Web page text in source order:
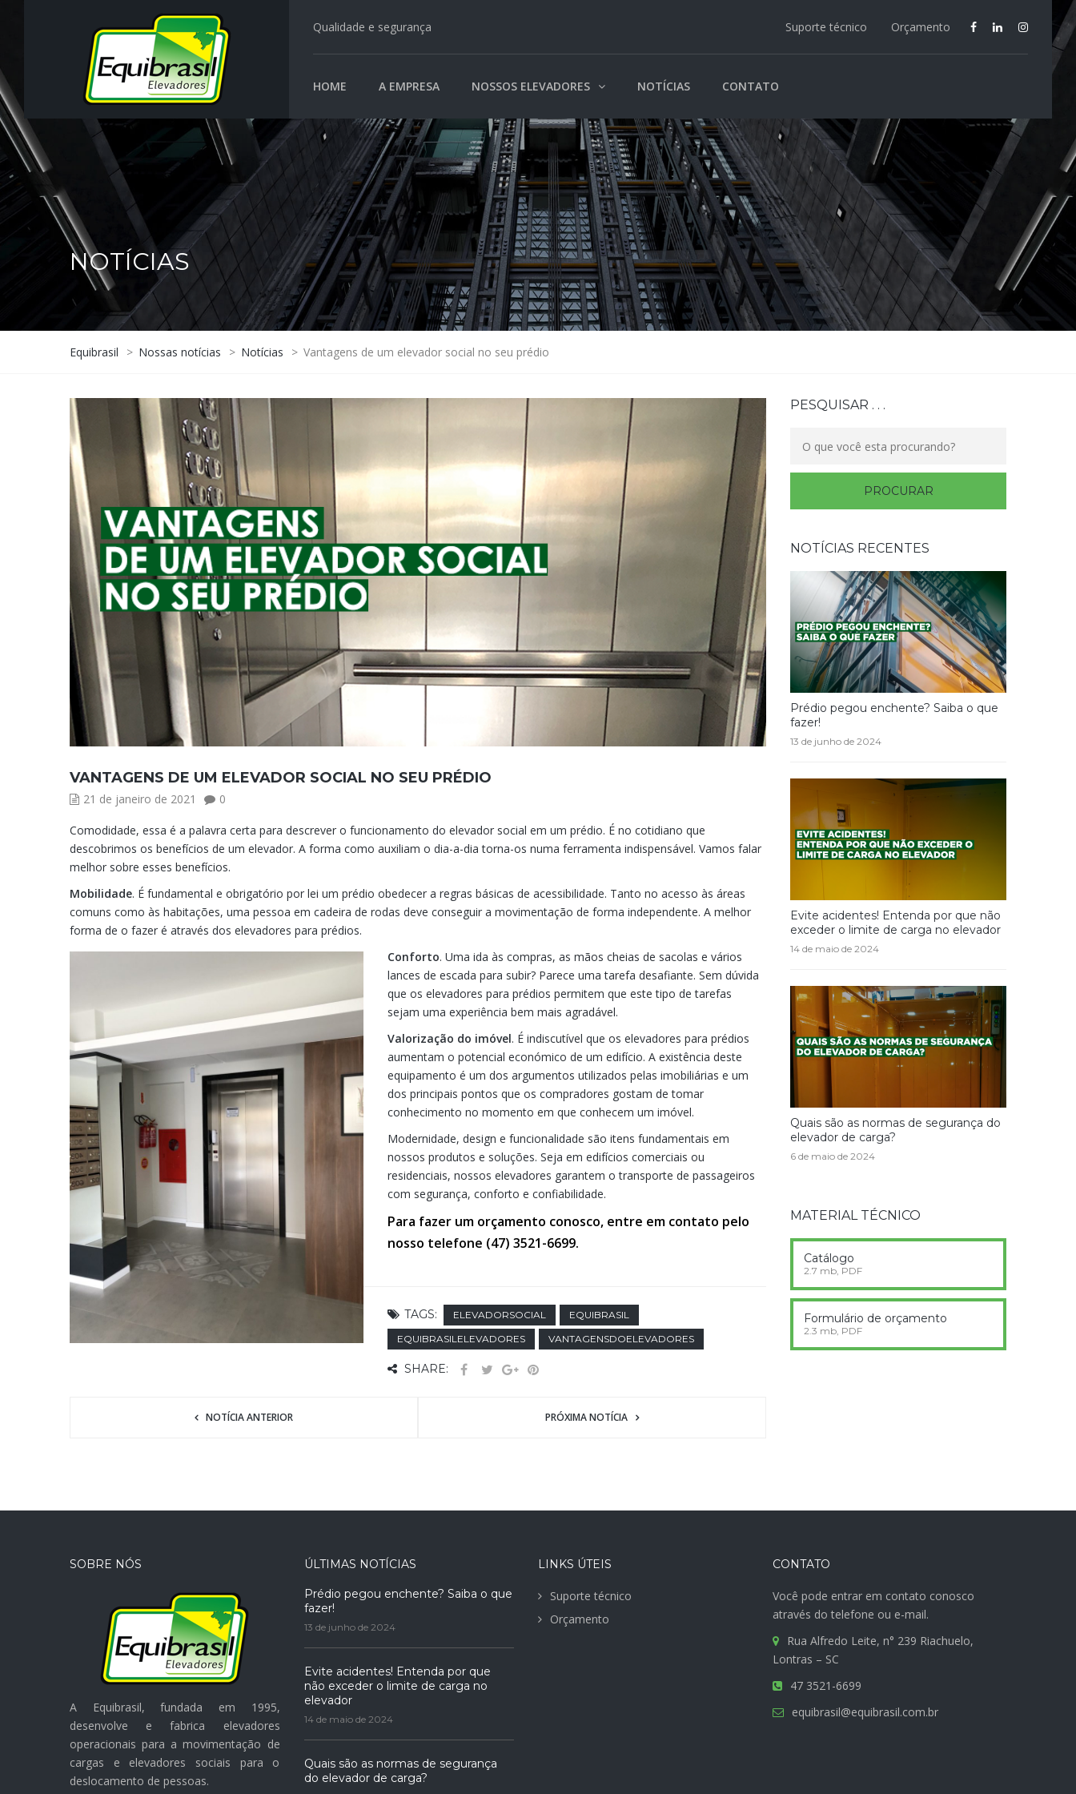
Qualidade e segurança Suporte técnico Orçamento
HOME A EMPRESA NOSSOS ELEVADORES NOTÍCIAS CONTATO
NOTÍCIAS
Equibrasil > Nossas notícias > Notícias > Vantagens de um elevador social no seu prédio
VANTAGENS DE UM ELEVADOR SOCIAL NO SEU PRÉDIO
21 de janeiro de 2021 0
Comodidade, essa é a palavra certa para descrever o funcionamento do elevador social em um prédio. É no cotidiano que
descobrimos os benefícios de um elevador. A forma como auxiliam o dia-a-dia torna-os numa ferramenta indispensável. Vamos falar
melhor sobre esses benefícios.
Mobilidade. É fundamental e obrigatório por lei um prédio obedecer a regras básicas de acessibilidade. Tanto no acesso às áreas
comuns como às habitações, uma pessoa em cadeira de rodas deve conseguir a movimentação de forma independente. A melhor
forma de o fazer é através dos elevadores para prédios.
Conforto. Uma ida às compras, as mãos cheias de sacolas e vários
lances de escada para subir? Parece uma tarefa desafiante. Sem dúvida
que os elevadores para prédios permitem que este tipo de tarefas
sejam uma experiência bem mais agradável.
Valorização do imóvel. É indiscutível que os elevadores para prédios
aumentam o potencial económico de um edifício. A existência deste
equipamento é um dos argumentos utilizados pelas imobiliárias e um
dos principais pontos que os compradores gostam de tomar
conhecimento no momento em que conhecem um imóvel.
Modernidade, design e funcionalidade são itens fundamentais em
nossos produtos e soluções. Seja em edifícios comerciais ou
residenciais, nossos elevadores garantem o transporte de passageiros
com segurança, conforto e confiabilidade.
Para fazer um orçamento conosco, entre em contato pelo
nosso telefone (47) 3521-6699.
TAGS: ELEVADORSOCIAL
EQUIBRASIL
EQUIBRASILELEVADORES
VANTAGENSDOELEVADORES
SHARE:
NOTÍCIA ANTERIOR PRÓXIMA NOTÍCIA
PESQUISAR . . .
NOTÍCIAS RECENTES
Prédio pegou enchente? Saiba o que
fazer!
13 de junho de 2024
Evite acidentes! Entenda por que não
exceder o limite de carga no elevador
14 de maio de 2024
Quais são as normas de segurança do
elevador de carga?
6 de maio de 2024
MATERIAL TÉCNICO
Catálogo
2.7 mb, PDF
Formulário de orçamento
2.3 mb, PDF
SOBRE NÓS
A Equibrasil, fundada em 1995,
desenvolve e fabrica elevadores
operacionais para a movimentação de
cargas e elevadores sociais para o
deslocamento de pessoas.
ÚLTIMAS NOTÍCIAS
Prédio pegou enchente? Saiba o que
fazer!
13 de junho de 2024
Evite acidentes! Entenda por que
não exceder o limite de carga no
elevador
14 de maio de 2024
Quais são as normas de segurança
do elevador de carga?
LINKS ÚTEIS
Suporte técnico
Orçamento
CONTATO
Você pode entrar em contato conosco
através do telefone ou e-mail.
Rua Alfredo Leite, n° 239 Riachuelo,
Lontras – SC
47 3521-6699
equibrasil@equibrasil.com.br